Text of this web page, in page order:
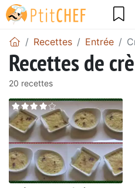
Recettes Entrée
Recettes de
20 recettes